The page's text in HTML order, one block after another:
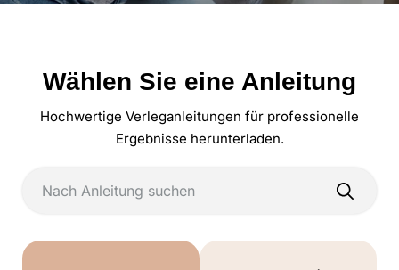
Wählen Sie eine Anleitung
Hochwertige Verleganleitungen für professionelle
Ergebnisse herunterladen.